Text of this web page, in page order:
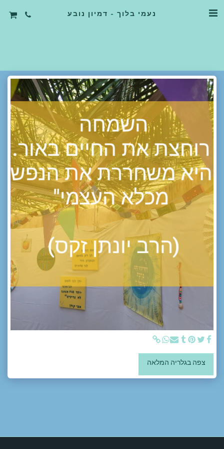
נעמי בלוך - דמיון נובע
צפה בגלריה המלאה